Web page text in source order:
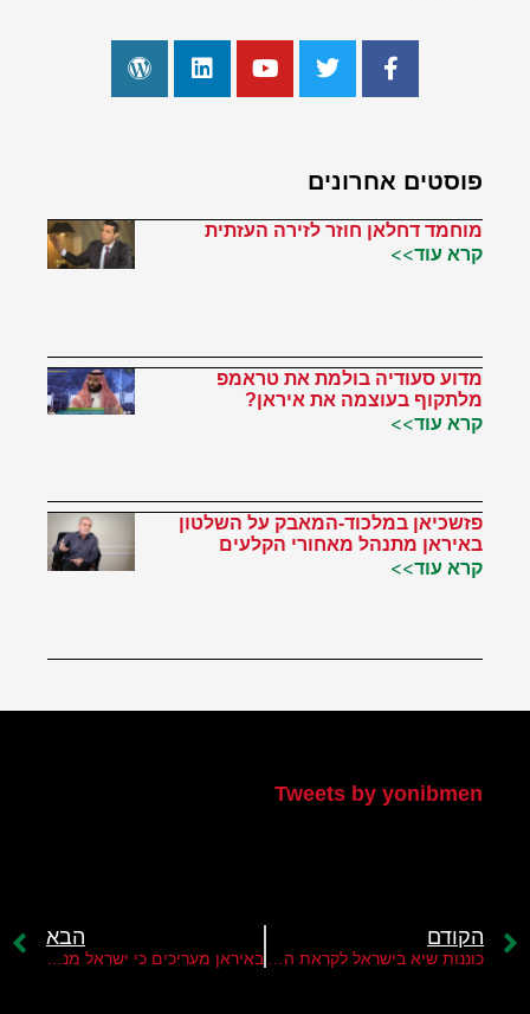
פוסטים אחרונים
מוחמד דחלאן חוזר לזירה העזתית
קרא עוד>>
מדוע סעודיה בולמת את טראמפ
מלתקוף בעוצמה את איראן?
קרא עוד>>
פזשכיאן במלכוד-המאבק על השלטון
באיראן מתנהל מאחורי הקלעים
קרא עוד>>
Tweets by yonibmen
הקודם הבא